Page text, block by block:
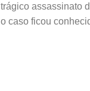
trágico assassinato
o caso ficou